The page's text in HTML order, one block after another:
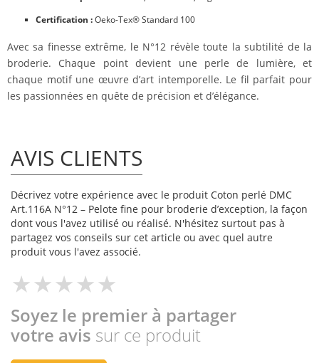
Certification :Oeko-Tex® Standard 100
Avec sa finesse extrême, le N°12 révèle toute la subtilité de la
broderie. Chaque point devient une perle de lumière, et
chaque motif une œuvre d’art intemporelle. Le fil parfait pour
les passionnées en quête de précision et d’élégance.
AVIS CLIENTS
Décrivez votre expérience avec le produit Coton perlé DMC
Art.116A N°12 – Pelote fine pour broderie d’exception, la façon
dont vous l'avez utilisé ou réalisé. N'hésitez surtout pas à
partagez vos conseils sur cet article ou avec quel autre
produit vous l'avez associé.
Soyez le premier à partager
votre avis sur ce produit